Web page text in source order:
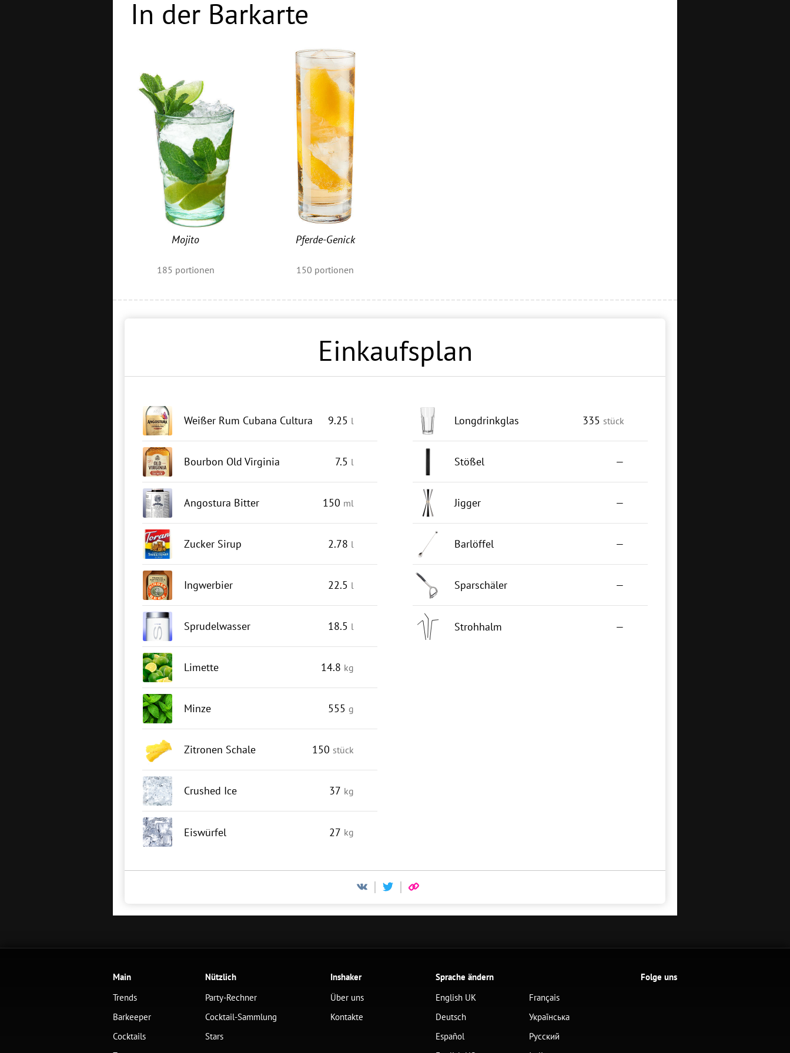
In der Barkarte
Mojito
185 portionen
Pferde-Genick
150 portionen
Einkaufsplan
Weißer Rum Cubana Cultura 9.25 l
Bourbon Old Virginia 7.5 l
Angostura Bitter 150 ml
Zucker Sirup 2.78 l
Ingwerbier 22.5 l
Sprudelwasser 18.5 l
Limette 14.8 kg
Minze 555 g
Zitronen Schale 150 stück
Crushed Ice 37 kg
Eiswürfel 27 kg
Longdrinkglas 335 stück
Stößel —
Jigger —
Barlöffel —
Sparschäler —
Strohhalm —
Main
Trends
Barkeeper
Cocktails
Nützlich
Party-Rechner
Cocktail-Sammlung
Stars
Inshaker
Über uns
Kontakte
Sprache ändern
English UK
Deutsch
Español
Français
Українська
Русский
Folge uns